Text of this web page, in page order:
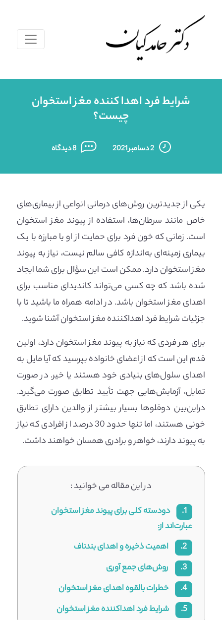
شرایط فرد اهدا کننده مغز استخوان
چیست؟
2 دسامبر 2021 8 دیدگاه
یکی از جدیدترین روش‌های درمانی انواعی از بیماری‌های
خاص مانند سرطان‌ها، استفاده از پیوند مغز استخوان
است. زمانی که خون فرد برای حمایت از او یا مبارزه با یک
بیماری زمینه‌ای به‌اندازه کافی سالم نیست، نیاز به پیوند
مغز استخوان دارد. ممکن است این سؤال برای شما ایجاد
شده باشد که چه کسی می‌تواند کاندیدای مناسب برای
اهدای مغز استخوان باشد. در ادامه همراه ما باشید تا با
جزئیات شرایط فرد اهداکننده مغز استخوان آشنا شوید.
برای هر فردی که نیاز به پیوند مغز استخوان دارد، اولین
قدم این است که از اعضای خانواده بپرسید که آیا مایل به
اهدای سلول‌های بنیادی خود هستند یا خیر. در صورت
تمایل، آزمایش‌هایی جهت تأیید تطابق صورت می‌گیرد.
دراین‌بین دوقلوها بسیار بیشتر از والدین دارای تطابق
خونی هستند، اما تنها حدود 30 درصد از افرادی که نیاز
به پیوند دارند، خواهر و برادری همسان خواهند داشت.
در این مقاله می خوانید :
1.
دودسته کلی برای پیوند مغز استخوان
عبارت‌اند از:
2.
اهمیت ذخیره و اهدای بندناف
3.
روش‌های جمع آوری
4.
خطرات بالقوه اهدای مغز استخوان
5.
شرایط فرد اهداکننده مغز استخوان